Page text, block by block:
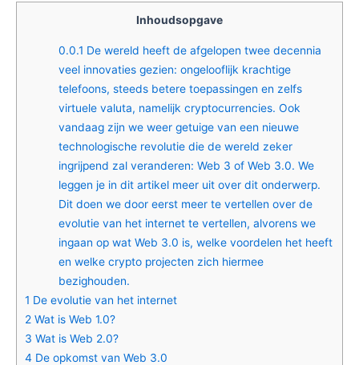
Inhoudsopgave
0.0.1 De wereld heeft de afgelopen twee decennia
veel innovaties gezien: ongelooflijk krachtige
telefoons, steeds betere toepassingen en zelfs
virtuele valuta, namelijk cryptocurrencies. Ook
vandaag zijn we weer getuige van een nieuwe
technologische revolutie die de wereld zeker
ingrijpend zal veranderen: Web 3 of Web 3.0. We
leggen je in dit artikel meer uit over dit onderwerp.
Dit doen we door eerst meer te vertellen over de
evolutie van het internet te vertellen, alvorens we
ingaan op wat Web 3.0 is, welke voordelen het heeft
en welke crypto projecten zich hiermee
bezighouden.
1 De evolutie van het internet
2 Wat is Web 1.0?
3 Wat is Web 2.0?
4 De opkomst van Web 3.0